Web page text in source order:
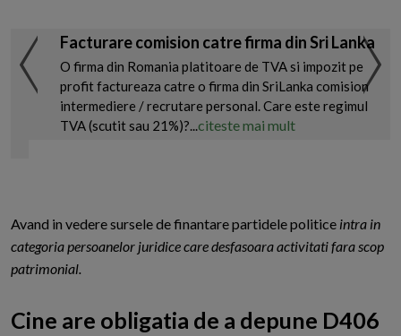
Facturare comision catre firma din Sri Lanka
O firma din Romania platitoare de TVA si impozit pe
profit factureaza catre o firma din SriLanka comision
intermediere / recrutare personal. Care este regimul
TVA (scutit sau 21%)?...citeste mai mult
Avand in vedere sursele de finantare partidele politice intra in
categoria persoanelor juridice care desfasoara activitati fara scop
patrimonial.
Cine are obligatia de a depune D406